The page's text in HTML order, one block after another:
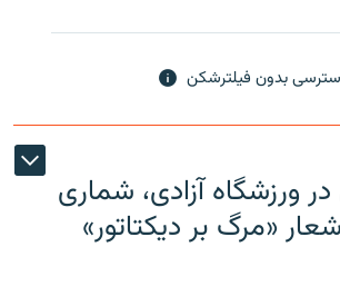
بدون فیلترشکن
ورزشگاه آزادی، شماری
«مرگ بر دیکتاتور»